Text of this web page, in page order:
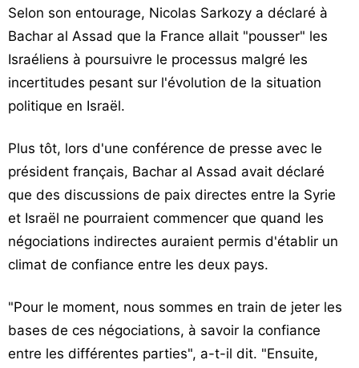
Selon son entourage, Nicolas Sarkozy a déclaré à
Bachar al Assad que la France allait "pousser" les
Israéliens à poursuivre le processus malgré les
incertitudes pesant sur l'évolution de la situation
politique en Israël.
Plus tôt, lors d'une conférence de presse avec le
président français, Bachar al Assad avait déclaré
que des discussions de paix directes entre la Syrie
et Israël ne pourraient commencer que quand les
négociations indirectes auraient permis d'établir un
climat de confiance entre les deux pays.
"Pour le moment, nous sommes en train de jeter les
bases de ces négociations, à savoir la confiance
entre les différentes parties", a-t-il dit. "Ensuite,